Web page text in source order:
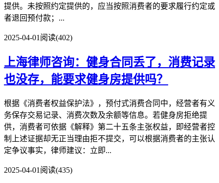
提供。未按照约定提供的，应当按照消费者的要求履行约定或
者退回预付款；...
2025-04-01 阅读(402)
上海律师咨询：健身合同丢了，消费记录
也没存，能要求健身房提供吗？
根据《消费者权益保护法》，预付式消费合同中，经营者有义
务保存交易记录、消费次数及余额等信息。若健身房拒绝提
供，消费者可依据《解释》第二十五条主张权益，即经营者控
制上述证据却无正当理由拒不提交，可以根据消费者的主张认
定争议事实，律师建议：立即...
2025-04-01 阅读(435)